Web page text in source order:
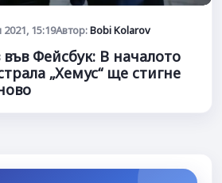
15:19Автор:Bobi Kolarov
Фейсбук: В началото
„Хемус“ ще стигне